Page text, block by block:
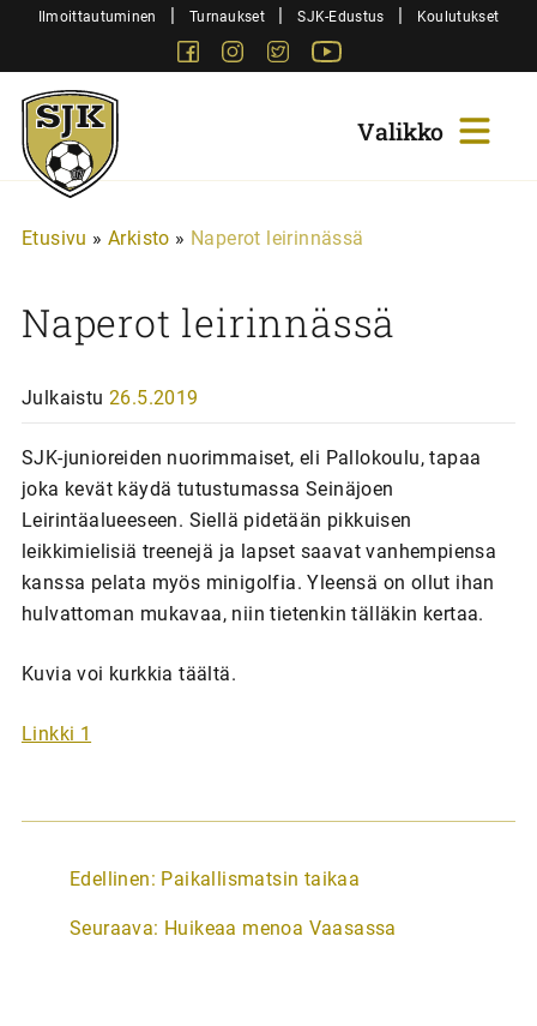
SiirryIlmoittautuminen | Turnaukset | SJK-Edustus | Koulutukset
FacebookInstagram
Twitter
Sjk-
Juniorit
Etusivu » Arkisto » Naperot leirinnässä
Naperot leirinnässä
Julkaistu 26.5.2019
SJK-junioreiden nuorimmaiset, eli Pallokoulu, tapaa
joka kevät käydä tutustumassa Seinäjoen
Leirintäalueeseen. Siellä pidetään pikkuisen
leikkimielisiä treenejä ja lapset saavat vanhempiensa
kanssa pelata myös minigolfia. Yleensä on ollut ihan
hulvattoman mukavaa, niin tietenkin tälläkin kertaa.
Kuvia voi kurkkia täältä.
Linkki 1
A
t
Edellinen: Paikallismatsin taikaa
Seuraava: Huikeaa menoa Vaasassa